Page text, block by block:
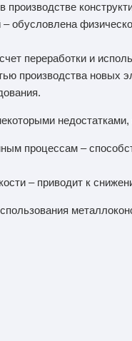
производстве
обусловлена
переработки и
производства новых
процессам –
– приводит к